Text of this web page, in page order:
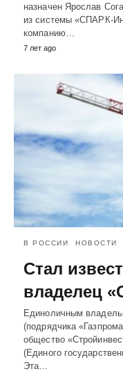
назначен Ярослав
из системы «СПАРК-
компанию…
7 лет ago
В РОССИИ НОВОСТИ
Стал
владелец
Единоличным
(подрядчика
общество
(Единого
Эта…